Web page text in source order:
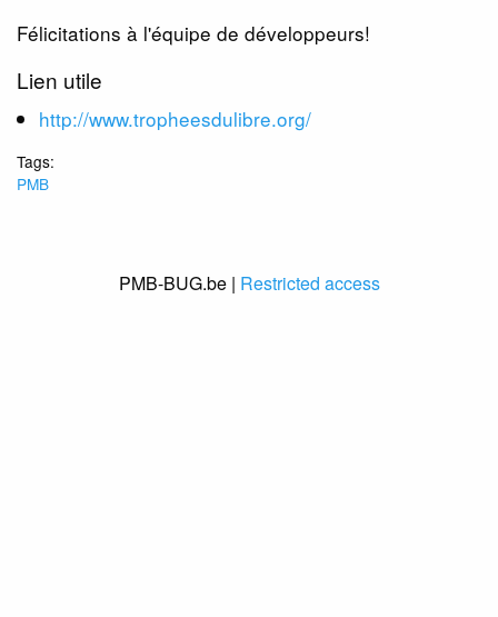
Félicitations à l'équipe de développeurs!
Lien utile
http://www.tropheesdulibre.org/
Tags:
PMB
PMB-BUG.be | Restricted access